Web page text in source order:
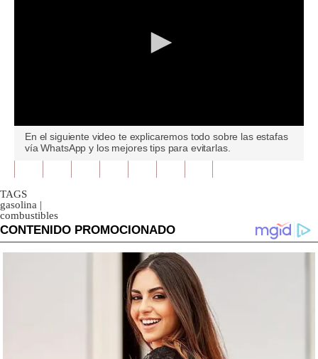
seconds
0
seconds
En el siguiente video te explicaremos todo sobre las estafas
vía WhatsApp y los mejores tips para evitarlas.
TAGS
gasolina |
combustibles